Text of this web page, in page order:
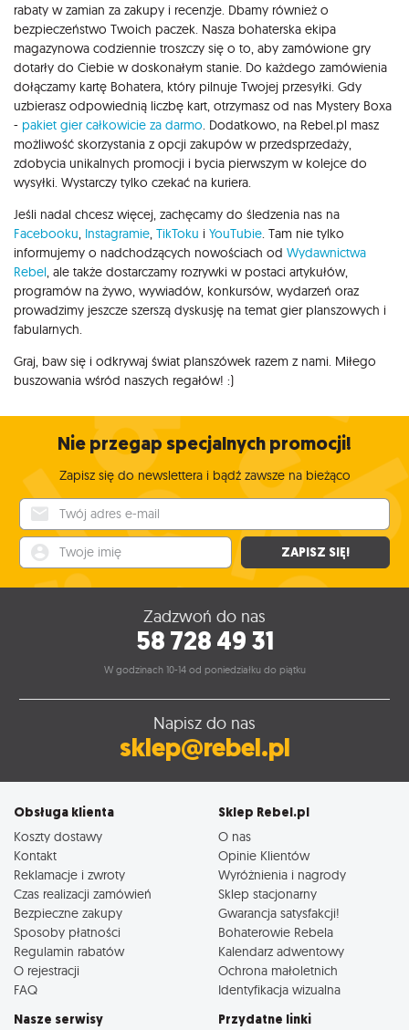
rabaty w zamian za zakupy i recenzje. Dbamy również o
bezpieczeństwo Twoich paczek. Nasza bohaterska ekipa
magazynowa codziennie troszczy się o to, aby zamówione gry
dotarły do Ciebie w doskonałym stanie. Do każdego zamówienia
dołączamy kartę Bohatera, który pilnuje Twojej przesyłki. Gdy
uzbierasz odpowiednią liczbę kart, otrzymasz od nas Mystery Boxa
- pakiet gier całkowicie za darmo . Dodatkowo, na Rebel.pl masz
możliwość skorzystania z opcji zakupów w przedsprzedaży,
zdobycia unikalnych promocji i bycia pierwszym w kolejce do
wysyłki. Wystarczy tylko czekać na kuriera.
Jeśli nadal chcesz więcej, zachęcamy do śledzenia nas na
Facebooku Instagramie TikToku i YouTubie . Tam nie tylko
informujemy o nadchodzących nowościach od Wydawnictwa
Rebel , ale także dostarczamy rozrywki w postaci artykułów,
programów na żywo, wywiadów, konkursów, wydarzeń oraz
prowadzimy jeszcze szerszą dyskusję na temat gier planszowych i
fabularnych.
Graj, baw się i odkrywaj świat planszówek razem z nami. Miłego
buszowania wśród naszych regałów! :)
Nie przegap specjalnych promocji!
Zapisz się do newslettera i bądź zawsze na bieżąco
ZAPISZ SIĘ!
Zadzwoń do nas
58 728 49 31
W godzinach 10-14 od poniedziałku do piątku
Napisz do nas
sklep@rebel.pl
Obsługa klienta
Koszty dostawy
Kontakt
Reklamacje i zwroty
Czas realizacji zamówień
Bezpieczne zakupy
Sposoby płatności
Regulamin rabatów
O rejestracji
FAQ
Sklep Rebel.pl
O nas
Opinie Klientów
Wyróżnienia i nagrody
Sklep stacjonarny
Gwarancja satysfakcji!
Bohaterowie Rebela
Kalendarz adwentowy
Ochrona małoletnich
Identyfikacja wizualna
Nasze serwisy Przydatne linki